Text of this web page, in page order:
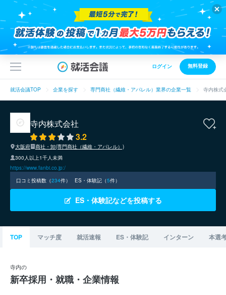
ログイン 無料登録
就活会議TOP 企業を探す 専門商社（繊維・アパレル）業界の企業一覧 寺内株式
寺内株式会社
3.2
大阪府
商社・卸(専門商社（繊維・アパレル）)
300人以上1千人未満
https://www.fanbi.co.jp:/
口コミ投稿数（234件） ES・体験記（5件）
ES・体験記などを投稿する
TOP マッチ度 就活速報 ES・体験記 インターン 本選
寺内の
新卒採用・就職・企業情報